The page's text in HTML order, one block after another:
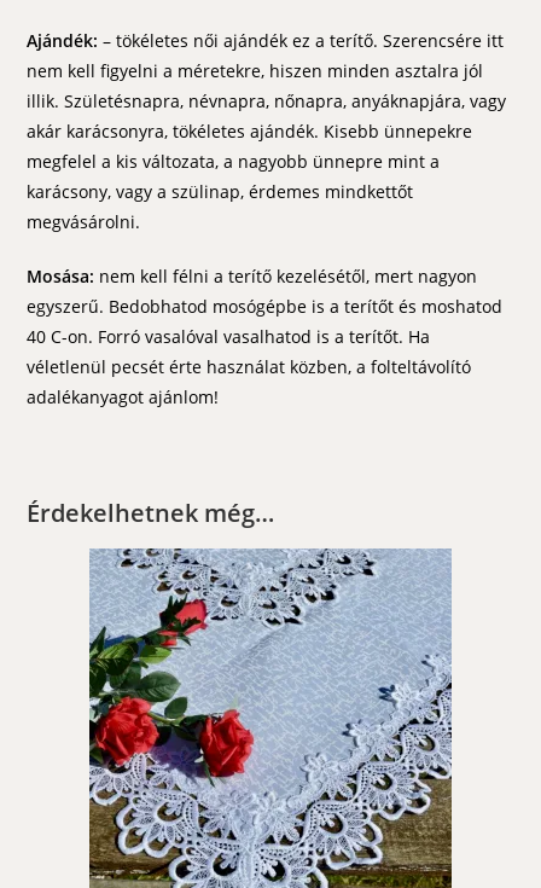
Ajándék: – tökéletes női ajándék ez a terítő. Szerencsére itt
nem kell figyelni a méretekre, hiszen minden asztalra jól
illik. Születésnapra, névnapra, nőnapra, anyáknapjára, vagy
akár karácsonyra, tökéletes ajándék. Kisebb ünnepekre
megfelel a kis változata, a nagyobb ünnepre mint a
karácsony, vagy a szülinap, érdemes mindkettőt
megvásárolni.
Mosása: nem kell félni a terítő kezelésétől, mert nagyon
egyszerű. Bedobhatod mosógépbe is a terítőt és moshatod
40 C-on. Forró vasalóval vasalhatod is a terítőt. Ha
véletlenül pecsét érte használat közben, a folteltávolító
adalékanyagot ajánlom!
Érdekelhetnek még…